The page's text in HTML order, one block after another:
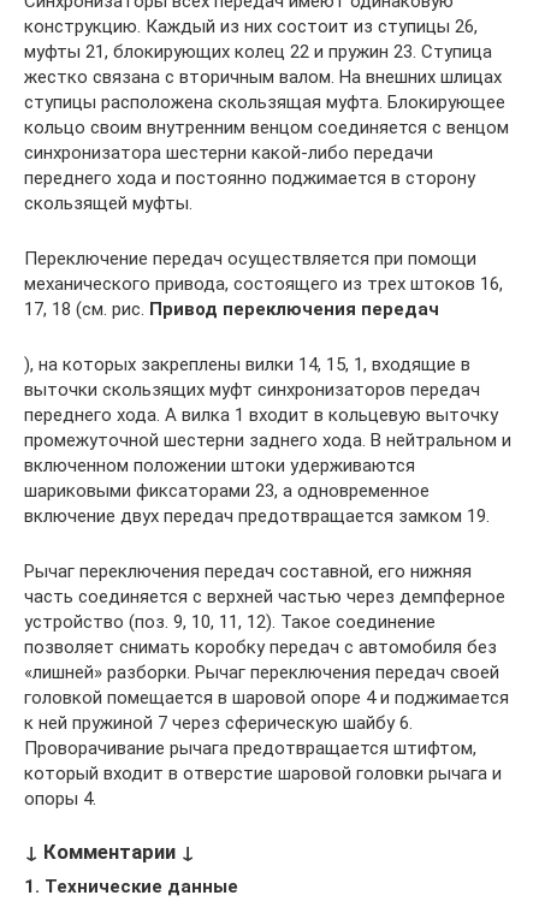
конструкцию. Каждый из них состоит из ступицы 26,
муфты 21, блокирующих колец 22 и пружин 23. Ступица
жестко связана с вторичным валом. На внешних шлицах
ступицы расположена скользящая муфта. Блокирующее
кольцо своим внутренним венцом соединяется с венцом
синхронизатора шестерни какой-либо передачи
переднего хода и постоянно поджимается в сторону
скользящей муфты.
Переключение передач осуществляется при помощи
механического привода, состоящего из трех штоков 16,
17, 18 (см. рис. Привод переключения передач
), на которых закреплены вилки 14, 15, 1, входящие в
выточки скользящих муфт синхронизаторов передач
переднего хода. А вилка 1 входит в кольцевую выточку
промежуточной шестерни заднего хода. В нейтральном и
включенном положении штоки удерживаются
шариковыми фиксаторами 23, а одновременное
включение двух передач предотвращается замком 19.
Рычаг переключения передач составной, его нижняя
часть соединяется с верхней частью через демпферное
устройство (поз. 9, 10, 11, 12). Такое соединение
позволяет снимать коробку передач с автомобиля без
«лишней» разборки. Рычаг переключения передач своей
головкой помещается в шаровой опоре 4 и поджимается
к ней пружиной 7 через сферическую шайбу 6.
Проворачивание рычага предотвращается штифтом,
который входит в отверстие шаровой головки рычага и
опоры 4.
↓ Комментарии ↓
1. Технические данные